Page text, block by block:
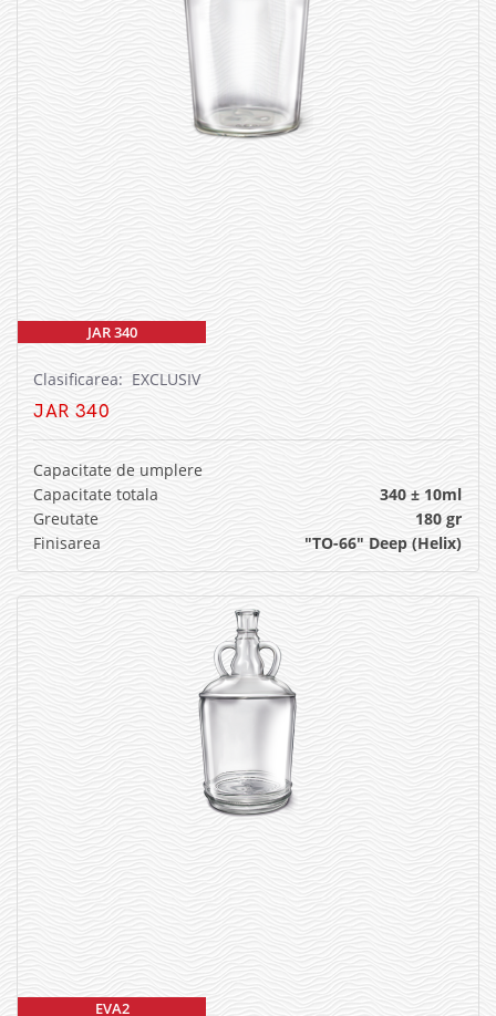
JAR 340
Clasificarea: EXCLUSIV
JAR 340
Capacitate de umplere
Capacitate totala
340 ± 10ml
Greutate
180 gr
Finisarea
"TO-66" Deep (Helix)
EVA2